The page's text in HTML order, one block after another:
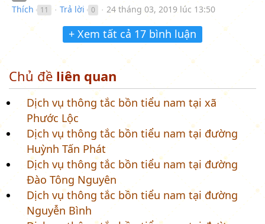
Thích
11 ● Trả lời 0 ● 24 tháng 03, 2019 lúc 13:50
+ Xem tất cả 17 bình luận
Chủ đề liên quan
Dịch vụ thông tắc bồn tiểu nam tại xã
Phước Lộc
Dịch vụ thông tắc bồn tiểu nam tại đường
Huỳnh Tấn Phát
Dịch vụ thông tắc bồn tiểu nam tại đường
Đào Tông Nguyên
Dịch vụ thông tắc bồn tiểu nam tại đường
Nguyễn Bình